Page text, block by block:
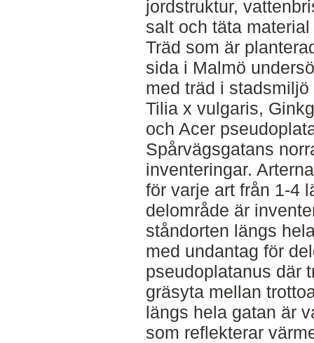
jordstruktur,
salt och täta
Träd som är
sida i Malmö
med träd i
Tilia x vulgaris,
och Acer
Spårvägsgatans
inventeringar.
för varje art från 1-4
delområde är
ståndorten längs
med undantag för
pseudoplatanus där
gräsyta mellan
längs hela gatan är
som reflekterar